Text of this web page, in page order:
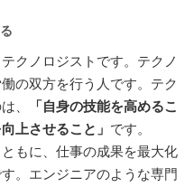
クノロジストです。テクノ
の双方を行う人です。テク
、
「自身の技能を高めるこ
上させること」 です。
もに、仕事の成果を最大化
。エンジニアのような専門